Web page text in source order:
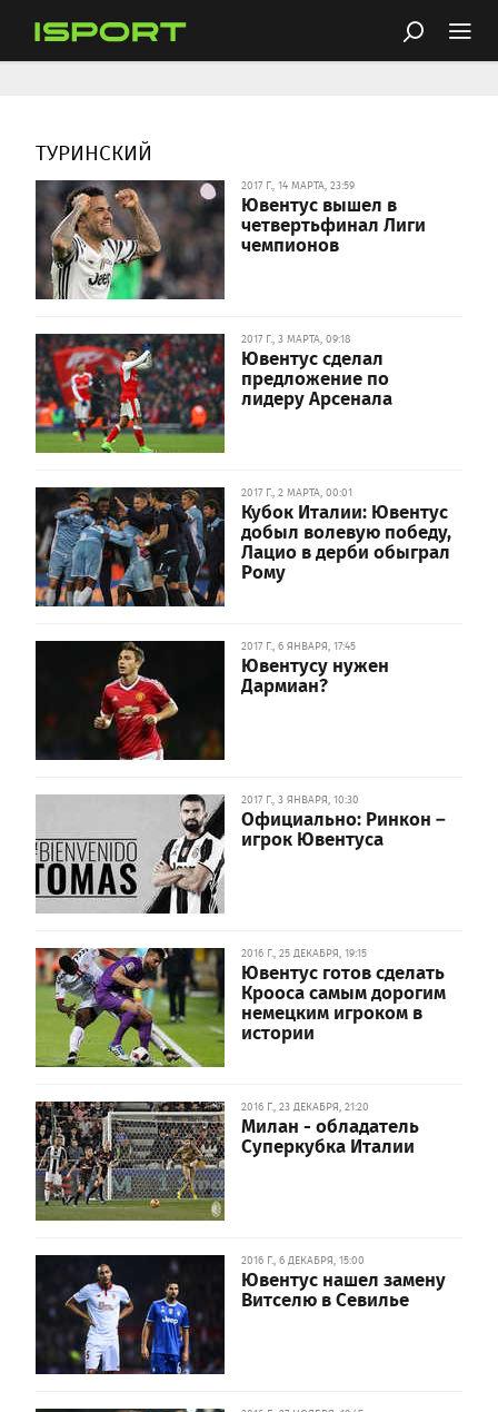
ТУРИНСКИЙ
2017 Г., 14 МАРТА, 23:59
Ювентус вышел в
четвертьфинал Лиги
чемпионов
2017 Г., 3 МАРТА, 09:18
Ювентус сделал
предложение по
лидеру Арсенала
2017 Г., 2 МАРТА, 00:01
Кубок Италии: Ювентус
добыл волевую победу,
Лацио в дерби обыграл
Рому
2017 Г., 6 ЯНВАРЯ, 17:45
Ювентусу нужен
Дармиан?
2017 Г., 3 ЯНВАРЯ, 10:30
Официально: Ринкон –
игрок Ювентуса
2016 Г., 25 ДЕКАБРЯ, 19:15
Ювентус готов сделать
Крооса самым дорогим
немецким игроком в
истории
2016 Г., 23 ДЕКАБРЯ, 21:20
Милан - обладатель
Суперкубка Италии
2016 Г., 6 ДЕКАБРЯ, 15:00
Ювентус нашел замену
Витселю в Севилье